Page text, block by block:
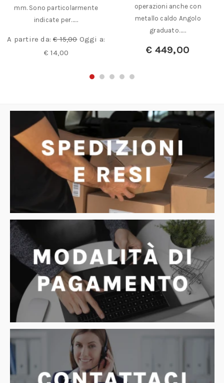
mm. Sono particolarmente
indicate per……
A partire da:€15,00Oggi a:
€ 14,00
operazioni anche con
metallo caldo Angolo
graduato……
€ 449,00